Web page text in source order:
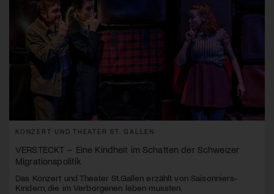
KONZERT UND THEATER ST. GALLEN
VERSTECKT – Eine Kindheit im Schatten der Schweizer
Migrationspolitik
Das Konzert und Theater St.Gallen erzählt von Saisonniers-
Kindern, die im Verborgenen leben mussten.